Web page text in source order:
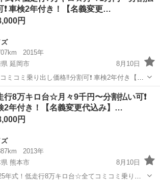
❗️ 車検2年付き！【名義変更…
円
2015年
延岡市
8月10日
ミコミ乗り出し価格‼️分割可❗️ 車検2年付き【名
☆日産 デイズルークスX☆ナビ付き☆走行中
電動スライドドア☆スマートキー☆便利なフル
イブレ...
デイズ
行8万キロ台☆月々9千円〜分割払い可❗️
2年付き！【名義変更代込み】…
円
2013年
県 熊本市
8月10日
年式！低走行8万キロ台☆全てコミコミ乗り出